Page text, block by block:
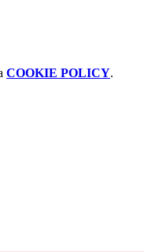
COOKIE POLICY.